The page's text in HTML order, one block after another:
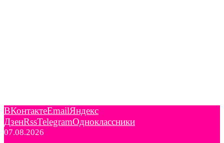
ВКонтактеEmailЯндекс
ДзенRssTelegramОдноклассники
07.08.2026